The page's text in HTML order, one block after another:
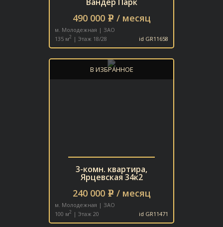
490 000 e / месяц
м. Молодежная | ЗАО
135 м2 | Этаж 18/28 id GR11658
3-комн. квартира,
Ярцевская 34к2
240 000 e / месяц
м. Молодежная | ЗАО
100 м2 | Этаж 20 id GR11471
В ИЗБРАННОЕ